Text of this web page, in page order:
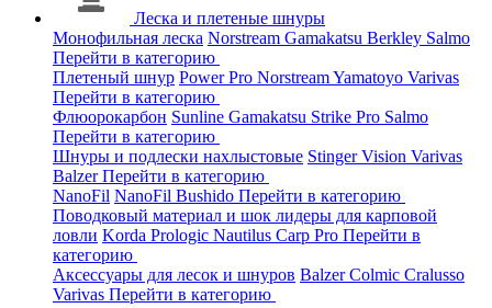
Леска и плетеные шнуры
Монофильная леска Norstream Gamakatsu Berkley Salmo
Перейти в категорию
Плетеный шнур Power Pro NorstreamYamatoyo Varivas
Перейти в категорию
Флюорокарбон Sunline Gamakatsu Strike Pro Salmo
Перейти в категорию
Шнуры и подлески нахлыстовые StingerVision Varivas
BalzerПерейти в категорию
NanoFil NanoFil Bushido Перейти в категорию
Поводковый материал и шок лидеры для карповой
ловли Korda Prologic Nautilus Carp Pro Перейти в
категорию
Аксессуары для лесок и шнуров BalzerColmic Cralusso
Varivas Перейти в категорию